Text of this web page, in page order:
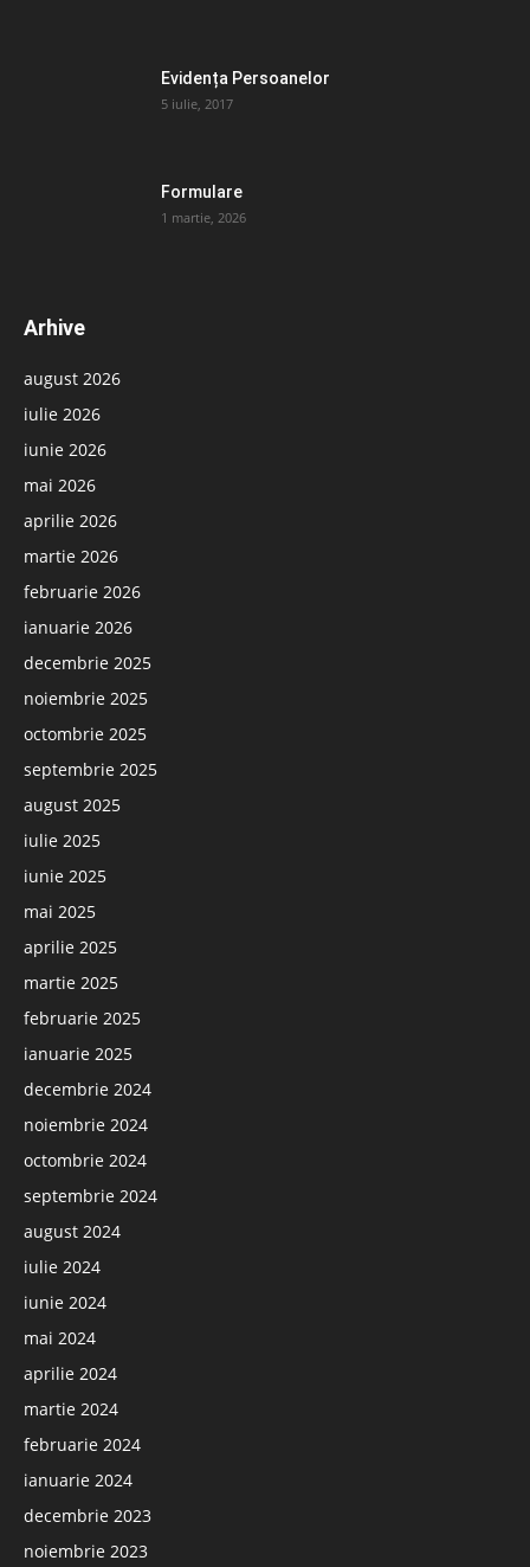
Evidența Persoanelor
5 iulie, 2017
Formulare
1 martie, 2026
Arhive
august 2026
iulie 2026
iunie 2026
mai 2026
aprilie 2026
martie 2026
februarie 2026
ianuarie 2026
decembrie 2025
noiembrie 2025
octombrie 2025
septembrie 2025
august 2025
iulie 2025
iunie 2025
mai 2025
aprilie 2025
martie 2025
februarie 2025
ianuarie 2025
decembrie 2024
noiembrie 2024
octombrie 2024
septembrie 2024
august 2024
iulie 2024
iunie 2024
mai 2024
aprilie 2024
martie 2024
februarie 2024
ianuarie 2024
decembrie 2023
noiembrie 2023